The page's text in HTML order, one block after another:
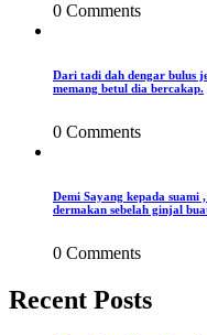
0 Comments
Dari tadi dah dengar bulus
memang betul dia bercakap.
0 Comments
Demi Sayang kepada
dermakan sebelah ginjal
0 Comments
Recent Posts